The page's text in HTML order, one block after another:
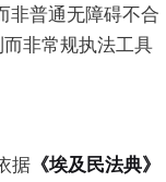
非普通无障碍不合
非常规执法工具
据 《埃及民法典》